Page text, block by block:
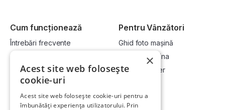
Cum funcționează
Întrebări frecvente
Cum vând la licitație?
Pentru Vânzători
Ghid foto mașină
Vinde-ți mașina
Devino dealer
Link-uri utile Compania
×
Acest site web folosește
cookie-uri
Acest site web folosește cookie-uri pentru a
îmbunătăți experiența utilizatorului. Prin